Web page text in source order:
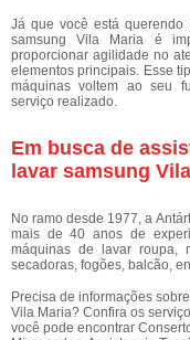
Já que você está querendo
samsung Vila Maria é
proporcionar agilidade no
elementos principais. Esse
máquinas voltem ao seu
serviço realizado.
Em busca de
lavar samsung
No ramo desde 1977, a
mais de 40 anos de
máquinas de lavar roupa,
secadoras, fogões, balcão,
Precisa de informações
Vila Maria? Confira os
você pode encontrar